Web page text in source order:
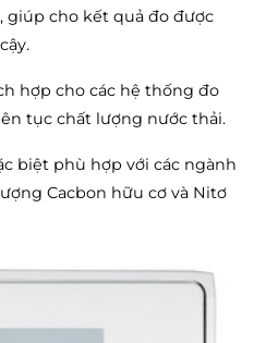
giúp cho kết quả đo được
hợp cho các hệ thống đo
tục chất lượng nước thải.
biệt phù hợp với các ngành
Cacbon hữu cơ và Nitơ